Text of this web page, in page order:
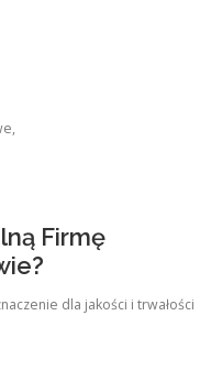
Firmę
dla jakości i trwałości